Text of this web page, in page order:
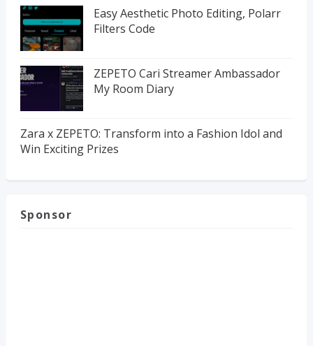
Easy Aesthetic Photo Editing, Polarr
Filters Code
ZEPETO Cari Streamer Ambassador
My Room Diary
Zara x ZEPETO: Transform into a Fashion Idol and
Win Exciting Prizes
Sponsor